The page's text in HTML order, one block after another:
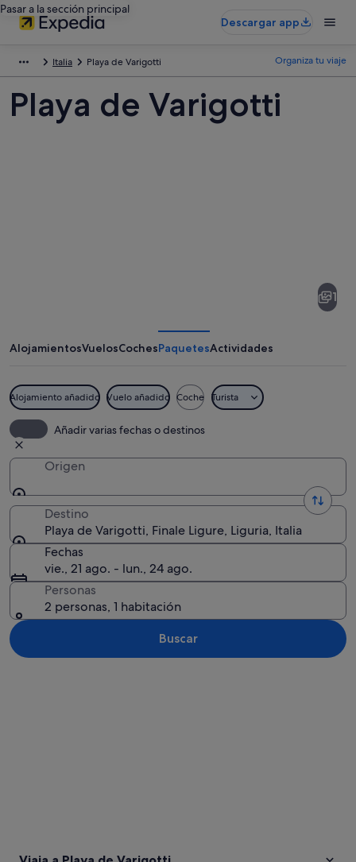
Pasar a la sección principal
Descargar app
Italia Playa de Varigotti Organiza tu viaje
Playa de Varigotti
1
AlojamientosVuelosCochesPaquetesActividades
Alojamiento añadido Vuelo añadido Coche Turista
Añadir varias fechas o destinos
Origen
Destino
Playa de Varigotti, Finale Ligure, Liguria, Italia
Fechas
vie., 21 ago. - lun., 24 ago.
Personas
2 personas, 1 habitación
Buscar